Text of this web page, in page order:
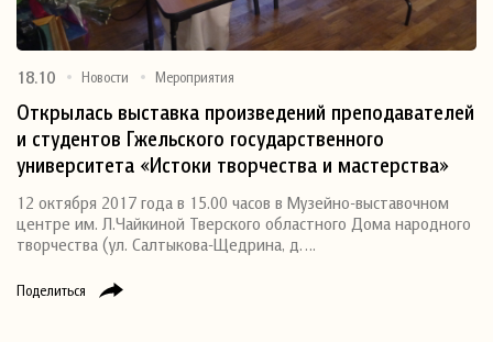
Поделиться
18.10 Новости Мероприятия
Открылась выставка произведений преподавателей
и студентов Гжельского государственного
университета «Истоки творчества и мастерства»
12 октября 2017 года в 15.00 часов в Музейно-выставочном
центре им. Л.Чайкиной Тверского областного Дома народного
творчества (ул. Салтыкова-Щедрина, д….